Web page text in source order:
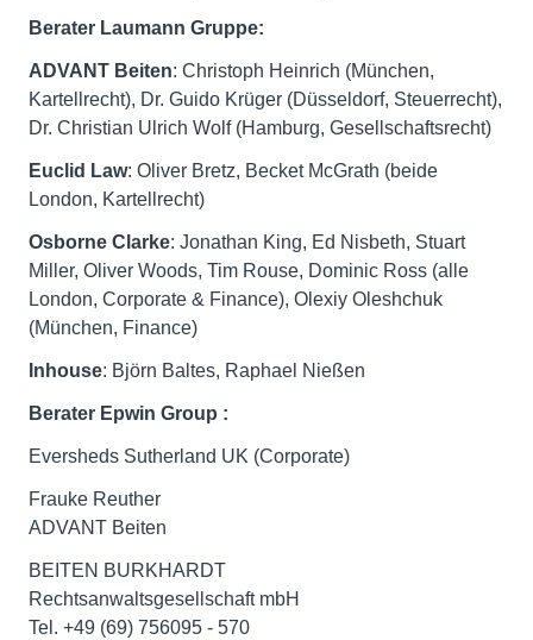
Berater Laumann Gruppe:
ADVANT Beiten: Christoph Heinrich (München,
Kartellrecht), Dr. Guido Krüger (Düsseldorf, Steuerrecht),
Dr. Christian Ulrich Wolf (Hamburg, Gesellschaftsrecht)
Euclid Law: Oliver Bretz, Becket McGrath (beide
London, Kartellrecht)
Osborne Clarke: Jonathan King, Ed Nisbeth, Stuart
Miller, Oliver Woods, Tim Rouse, Dominic Ross (alle
London, Corporate & Finance), Olexiy Oleshchuk
(München, Finance)
Inhouse: Björn Baltes, Raphael Nießen
Berater Epwin Group :
Eversheds Sutherland UK (Corporate)
Frauke Reuther
ADVANT Beiten
BEITEN BURKHARDT
Rechtsanwaltsgesellschaft mbH